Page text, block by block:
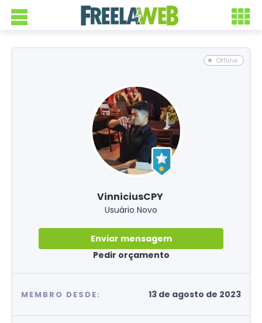
Offline
VinniciusCPY
Usuário Novo
Enviar mensagem
Pedir orçamento
MEMBRO DESDE: 13 de agosto de 2023